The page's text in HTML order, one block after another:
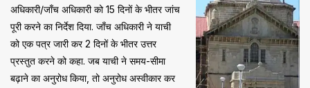
अधिकारी/जाँच अधिकारी को 15 दिनों के भीतर जांच
पूरी करने का निर्देश दिया. जाँच अधिकारी ने याची
को एक पत्र जारी कर 2 दिनों के भीतर उत्तर
प्रस्तुत करने को कहा. जब याची ने समय-सीमा
बढ़ाने का अनुरोध किया, तो अनुरोध अस्वीकार कर